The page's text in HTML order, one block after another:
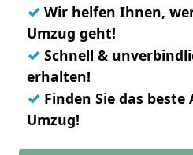
✓ Wir helfen Ihnen,
Umzug geht!
✓ Schnell &
erhalten!
✓ Finden Sie das
Umzug!